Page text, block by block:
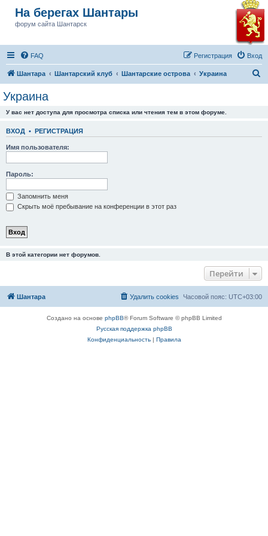
На берегах Шантары
форум сайта Шантарск
FAQ Вход
Регистрация
Шантара Шантарский клуб Шантарские острова Украина
Украина
У вас нет доступа для просмотра списка или чтения тем в этом форуме.
ВХОД • РЕГИСТРАЦИЯ
Имя пользователя:
Пароль:
Запомнить меня
Скрыть моё пребывание на конференции в этот раз
В этой категории нет форумов.
Перейти
Шантара Часовой пояс: UTC+03:00
Удалить cookies
Создано на основе phpBB® Forum Software © phpBB Limited
Русская поддержка phpBB
Конфиденциальность| Правила